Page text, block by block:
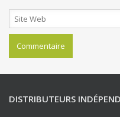
DISTRIBUTEURS